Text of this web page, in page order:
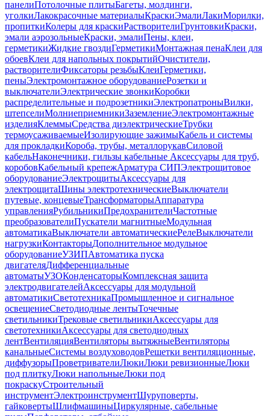
панелиПотолочные плитыБагеты, молдинги,
уголкиЛакокрасочные материалыКраскиЭмалиЛакиМорилки,
пропиткиКолеры для краскиРастворителиГрунтовкиКраски,
эмали аэрозольныеКраски, эмалиПены, клеи,
герметикиЖидкие гвоздиГерметикиМонтажная пенаКлеи для
обоевКлеи для напольных покрытийОчистители,
растворителиФиксаторы резьбыКлеиГерметики,
пеныЭлектромонтажное оборудованиеРозетки и
выключателиЭлектрические звонкиКоробки
распределительные и подрозетникиЭлектропатроныВилки,
штепселиМолниеприемникиЗаземлениеЭлектромонтажные
изделияКлеммыСредства диэлектрическиеТрубки
термоусаживаемыеИзолирующие зажимыКабель и системы
для прокладкиКороба, трубы, металлорукавСиловой
кабельНаконечники, гильзы кабельные Аксессуары для труб,
коробовКабельный крепежАрматура СИПЭлектрощитовое
оборудованиеЭлектрощитыАксессуары для
электрощитаШины электротехническиеВыключатели
путевые, концевыеТрансформаторыАппаратура
управленияРубильникиПредохранителиЧастотные
преобразователиПускатели магнитныеМодульная
автоматикаВыключатели автоматическиеРелеВыключатели
нагрузкиКонтакторыДополнительное модульное
оборудованиеУЗИПАвтоматика пуска
двигателяДифференциальные
автоматыУЗОКонденсаторыКомплексная защита
электродвигателейАксессуары для модульной
автоматикиСветотехникаПромышленное и сигнальное
освещениеСветодиодные лентыТочечные
светильникиТрековые светильникиАксессуары для
светотехникиАксессуары для светодиодных
лентВентиляцияВентиляторы вытяжныеВентиляторы
канальныеСистемы воздуховодовРешетки вентиляционные,
диффузорыПроветривателиЛюкиЛюки ревизионныеЛюки
под плиткуЛюки напольныеЛюки под
покраскуСтроительный
инструментЭлектроинструментШуруповерты,
гайковертыШлифмашиныЦиркулярные, сабельные